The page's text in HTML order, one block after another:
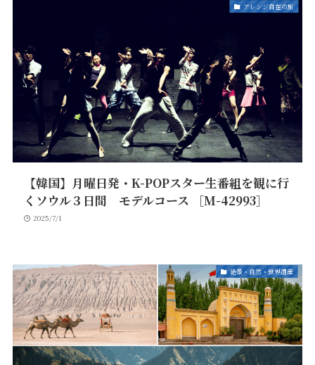
アレンジ自在の旅
【韓国】月曜日発・K-POPスター生番組を観に行
くソウル３日間 モデルコース ［M-42993］
2025/7/1
絶景・自然・世界遺産